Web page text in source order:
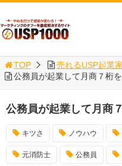
TOP
売れるUSP起業
公務員が起業して月商７桁
公務員が起業して月商
キツさ ノウハウ
元消防士 公務員